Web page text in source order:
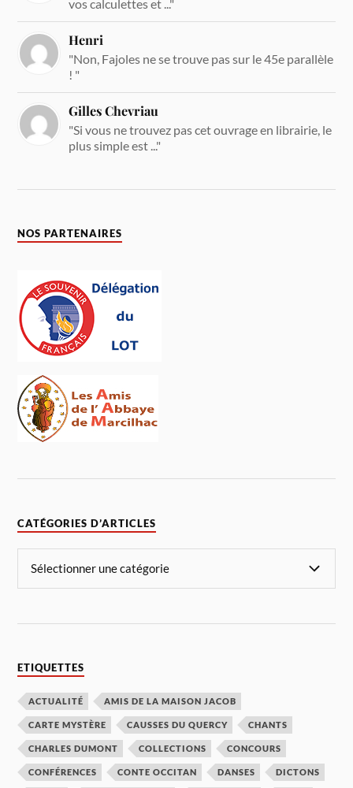
vos calculettes et ..."
Henri
"Non, Fajoles ne se trouve pas sur le 45e parallèle
! "
Gilles Chevriau
"Si vous ne trouvez pas cet ouvrage en librairie, le
plus simple est ..."
NOS PARTENAIRES
CATÉGORIES D’ARTICLES
ETIQUETTES
ACTUALITÉ AMIS DE LA MAISON JACOB
CARTE MYSTÈRE CAUSSES DU QUERCY CHANTS
CHARLES DUMONT COLLECTIONS CONCOURS
CONFÉRENCES CONTE OCCITAN DANSES DICTONS